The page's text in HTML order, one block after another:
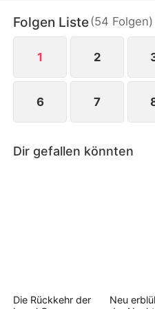
James, dem sie einst
sich ihrer Identität,
die Liebe.
Folgen Liste(54 Folgen)
1 2
6 7
Dir gefallen könnten
Die Rückkehr der
Neu